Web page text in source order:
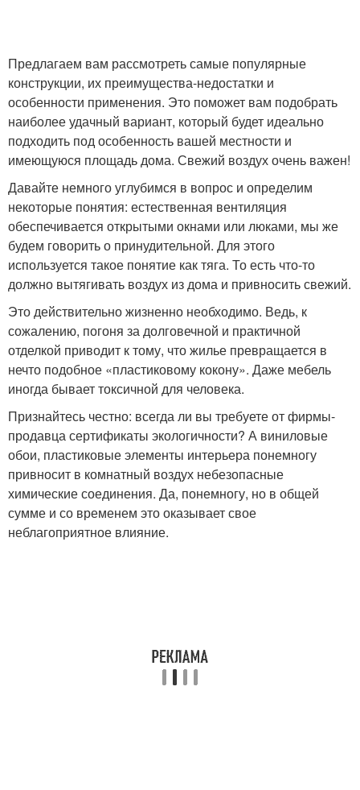
Предлагаем вам рассмотреть самые популярные
конструкции, их преимущества-недостатки и
особенности применения. Это поможет вам подобрать
наиболее удачный вариант, который будет идеально
подходить под особенность вашей местности и
имеющуюся площадь дома. Свежий воздух очень важен!
Давайте немного углубимся в вопрос и определим
некоторые понятия: естественная вентиляция
обеспечивается открытыми окнами или люками, мы же
будем говорить о принудительной. Для этого
используется такое понятие как тяга. То есть что-то
должно вытягивать воздух из дома и привносить свежий.
Это действительно жизненно необходимо. Ведь, к
сожалению, погоня за долговечной и практичной
отделкой приводит к тому, что жилье превращается в
нечто подобное «пластиковому кокону». Даже мебель
иногда бывает токсичной для человека.
Признайтесь честно: всегда ли вы требуете от фирмы-
продавца сертификаты экологичности? А виниловые
обои, пластиковые элементы интерьера понемногу
привносит в комнатный воздух небезопасные
химические соединения. Да, понемногу, но в общей
сумме и со временем это оказывает свое
неблагоприятное влияние.